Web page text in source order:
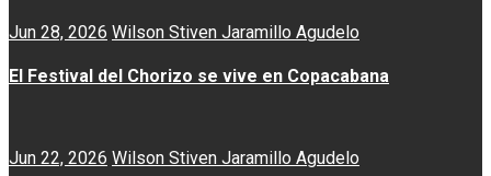
Jun 28, 2026 Wilson Stiven Jaramillo Agudelo
El Festival del Chorizo se vive en Copacabana
Jun 22, 2026 Wilson Stiven Jaramillo Agudelo